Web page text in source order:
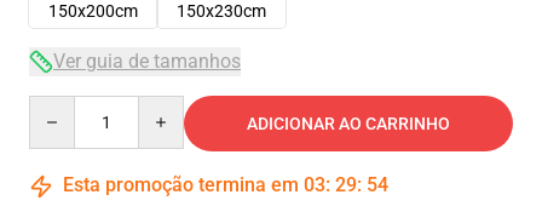
150x200cm
150x230cm
Ver guia de tamanhos
ADICIONAR AO CARRINHO
Esta promoção termina em 03: 29: 54